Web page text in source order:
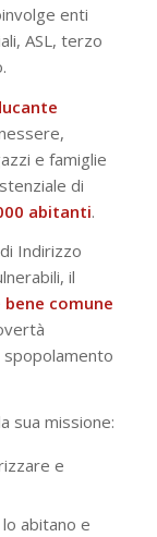
enti
ASL, terzo
e famiglie
di
abitanti.
Indirizzo
il
bene comune
spopolamento
sua missione:
e
abitano e